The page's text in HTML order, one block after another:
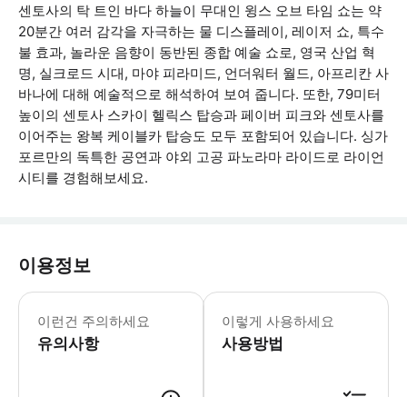
센토사의 탁 트인 바다 하늘이 무대인 윙스 오브 타임 쇼는 약
20분간 여러 감각을 자극하는 물 디스플레이, 레이저 쇼, 특수
불 효과, 놀라운 음향이 동반된 종합 예술 쇼로, 영국 산업 혁
명, 실크로드 시대, 마야 피라미드, 언더워터 월드, 아프리칸 사
바나에 대해 예술적으로 해석하여 보여 줍니다. 또한, 79미터
높이의 센토사 스카이 헬릭스 탑승과 페이버 피크와 센토사를
이어주는 왕복 케이블카 탑승도 모두 포함되어 있습니다. 싱가
포르만의 독특한 공연과 야외 고공 파노라마 라이드로 라이언
시티를 경험해보세요.
이용정보
이런건 주의하세요
유의사항
중요공지 스카이 헬릭스 센토사는 시
이렇게 사용하세요
사용방법